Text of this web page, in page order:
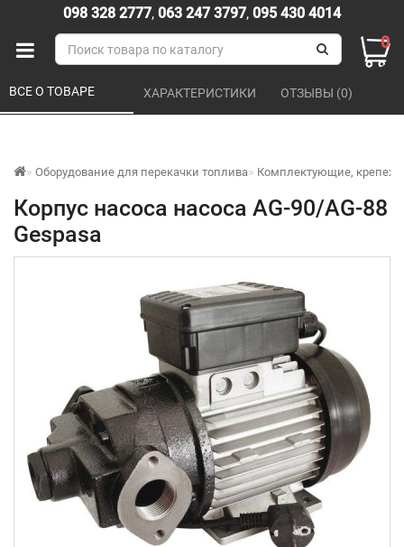
098 328 2777, 063 247 3797, 095 430 4014
0
Оборудование для перекачки топлива Комплектующие, крепеж,
Корпус насоса насоса АG-90/AG-88
Gespasa
ВСЕ О ТОВАРЕ ХАРАКТЕРИСТИКИ ОТЗЫВЫ (0)